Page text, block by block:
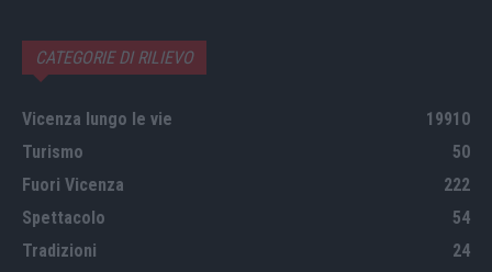
CATEGORIE DI RILIEVO
Vicenza lungo le vie
19910
Turismo
50
Fuori Vicenza
222
Spettacolo
54
Tradizioni
24